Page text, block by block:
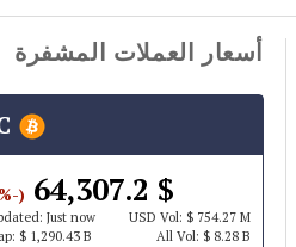
أسعار العملات المشفرة
$ 64,307.2
(-0.43%)
Just now USD Vol: $ 754.27 M
$ 1,290.43 B All Vol: $ 8.28 B